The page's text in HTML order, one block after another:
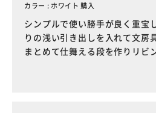
カラー : ホワイト 購入
シンプルで使い勝手が良く重宝
りの浅い引き出しを入れて文房
まとめて仕舞える段を作りリビ